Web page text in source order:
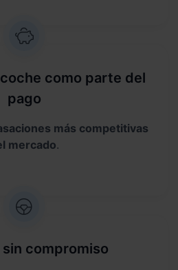
como parte del
pago
más competitivas
mercado.
sin compromiso